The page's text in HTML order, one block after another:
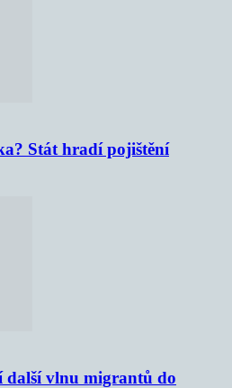
Stát hradí pojištění
další vlnu migrantů do